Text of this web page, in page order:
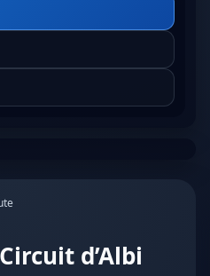
d’Albi